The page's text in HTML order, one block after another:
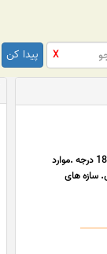
X پیدا کن
خم و پانچcnc کلیه لوله های فولادی -استیل-الومینیوم و مسی با قطرها و ضخامت های مختلف و زاویه خم تا 180 درجه .موارد
سازه های